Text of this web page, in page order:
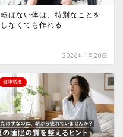
転ばない体は、特別なことを
しなくても作れる
2026年1月20日
健康増進